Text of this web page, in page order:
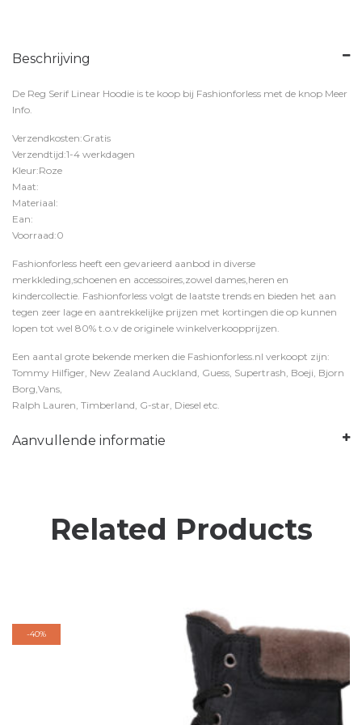
Beschrijving
De Reg Serif Linear Hoodie is te koop bij Fashionforless met de knop Meer
Info.
Verzendkosten:Gratis
Verzendtijd:1-4 werkdagen
Kleur:Roze
Maat:
Materiaal:
Ean:
Voorraad:0
Fashionforless heeft een gevarieerd aanbod in diverse
merkkleding,schoenen en accessoires,zowel dames,heren en
kindercollectie. Fashionforless volgt de laatste trends en bieden het aan
tegen zeer lage en aantrekkelijke prijzen met kortingen die op kunnen
lopen tot wel 80% t.o.v de originele winkelverkoopprijzen.
Een aantal grote bekende merken die Fashionforless.nl verkoopt zijn:
Tommy Hilfiger, New Zealand Auckland, Guess, Supertrash, Boeji, Bjorn
Borg,Vans,
Ralph Lauren, Timberland, G-star, Diesel etc.
Aanvullende informatie
Related Products
-40%